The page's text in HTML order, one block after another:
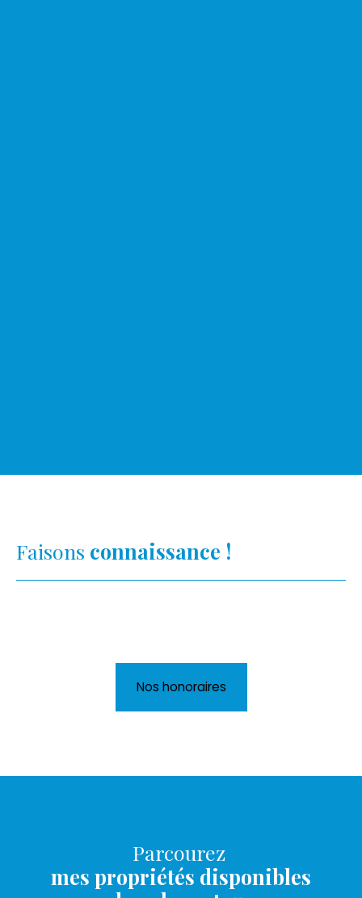
Faisons connaissance !
Nos honoraires
Parcourez
mes propriétés disponibles